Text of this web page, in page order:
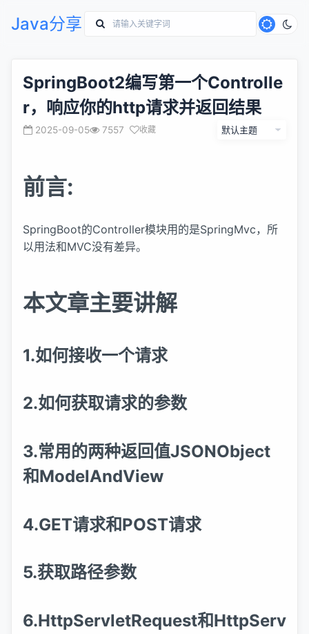
Java分享
SpringBoot2编写第一个Controlle
r，响应你的http请求并返回结果
2025-09-05 7557 收藏
前言:
SpringBoot的Controller模块用的是SpringMvc，所
以用法和MVC没有差异。
本文章主要讲解
1.如何接收一个请求
2.如何获取请求的参数
3.常用的两种返回值JSONObject
和ModelAndView
4.GET请求和POST请求
5.获取路径参数
6.HttpServletRequest和HttpServ